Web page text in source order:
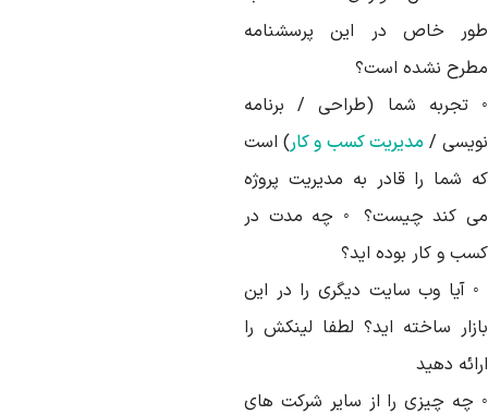
خاص در این پرسشنامه
نشده است؟
تجربه شما (طراحی / برنامه
/مدیریت کسب و کار) است
شما را قادر به مدیریت پروژه
کند چیست؟ ◦ چه مدت در
و کار بوده اید؟
آیا وب سایت دیگری را در این
ساخته اید؟ لطفا لینکش را
دهید
چه چیزی را از سایر شرکت های